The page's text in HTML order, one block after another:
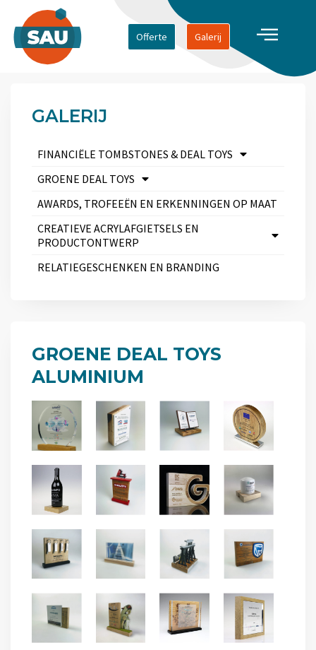
Offerte Galerij
GALERIJ
FINANCIËLE TOMBSTONES & DEAL TOYS
GROENE DEAL TOYS
AWARDS, TROFEEËN EN ERKENNINGEN OP MAAT
CREATIEVE ACRYLAFGIETSELS EN
PRODUCTONTWERP
RELATIEGESCHENKEN EN BRANDING
GROENE DEAL TOYS
ALUMINIUM